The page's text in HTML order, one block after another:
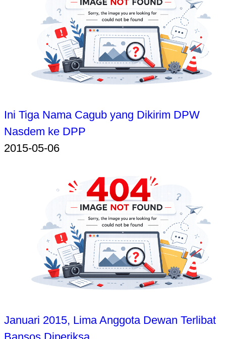
Ini Tiga Nama Cagub yang Dikirim DPW
Nasdem ke DPP
2015-05-06
Januari 2015, Lima Anggota Dewan Terlibat